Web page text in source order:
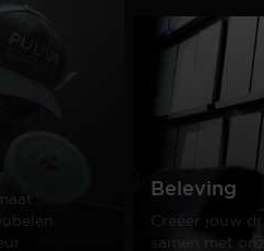
Beleving
Creëer jouw
samen met